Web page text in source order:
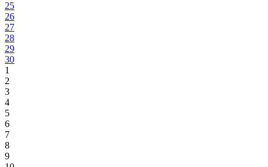
25
26
27
28
29
30
1
2
3
4
5
6
7
8
9